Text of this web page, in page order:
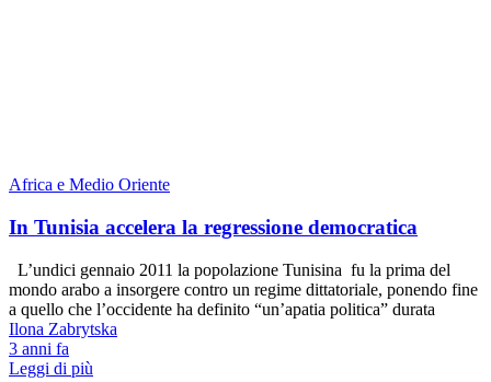
Africa e Medio Oriente
In Tunisia accelera la regressione democratica
L’undici gennaio 2011 la popolazione Tunisina fu la prima del
mondo arabo a insorgere contro un regime dittatoriale, ponendo fine
a quello che l’occidente ha definito “un’apatia politica” durata
Ilona Zabrytska
3 anni fa
Leggi di più